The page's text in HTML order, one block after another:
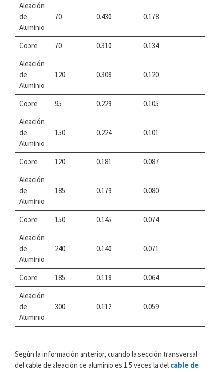
Aleación
de
Aluminio
70 0.430 0.178
Cobre 70 0.310
0.134
Aleación
de
Aluminio
120 0.308 0.120
Cobre 95 0.229
0.105
Aleación
de
Aluminio
150 0.224 0.101
Cobre 120 0.181
0.087
Aleación
de
Aluminio
185 0.179 0.080
Cobre 150 0.145
0.074
Aleación
de
Aluminio
240 0.140 0.071
Cobre 185 0.118
0.064
Aleación
de
Aluminio
300 0.112 0.059
Según la información anterior, cuando la sección transversal
del cable de aleación de aluminio es 1.5 veces la del cable de